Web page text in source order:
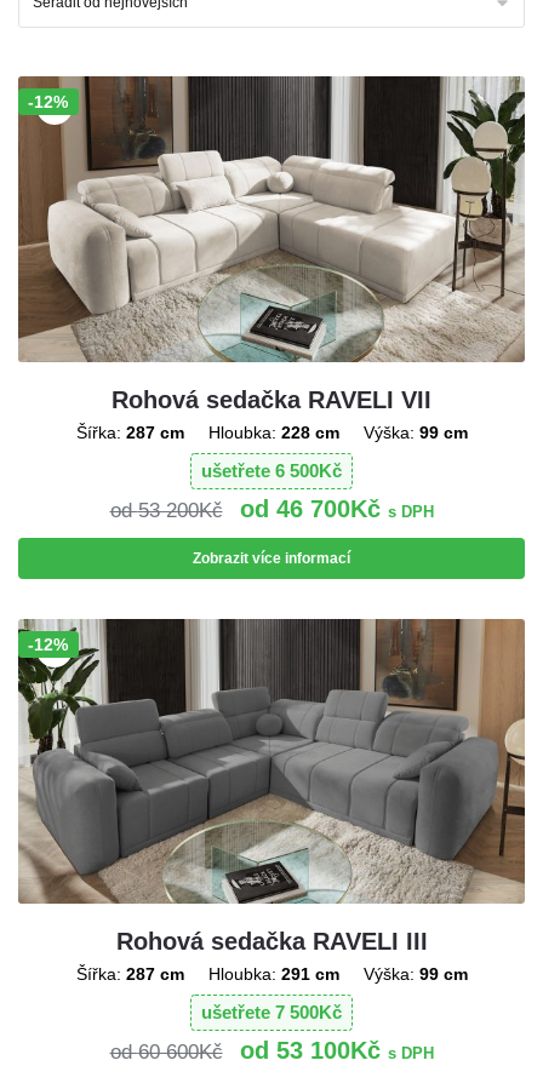
Sleva!
-12%
Rohová sedačka RAVELI VII
Šířka: 287 cm Hloubka: 228 cm Výška: 99 cm
ušetřete 6 500Kč
53 200Kč 46 700Kč s DPH
Zobrazit více informací
Sleva!
-12%
Rohová sedačka RAVELI III
Šířka: 287 cm Hloubka: 291 cm Výška: 99 cm
ušetřete 7 500Kč
60 600Kč 53 100Kč s DPH